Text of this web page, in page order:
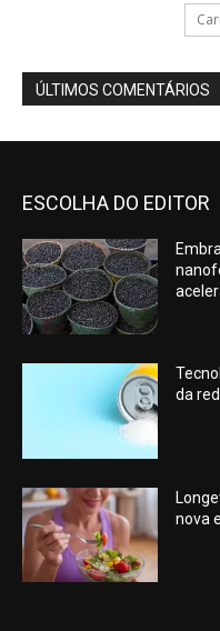
ÚLTIMOS COMENTÁRIOS
ESCOLHA DO EDITOR
da
nova